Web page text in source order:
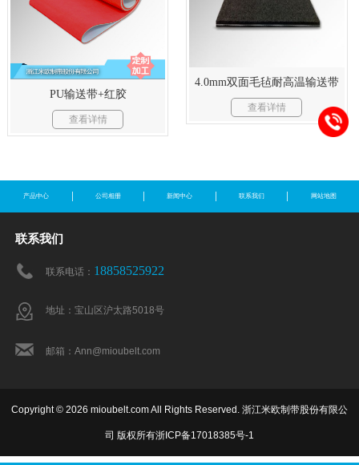
PU输送带+红胶
查看详情
4.0mm双面毛毡耐高温输送带
查看详情
产品中心 公司相册 新闻中心 联系我们 网站地图
联系我们
联系电话： 18858525922
地址：宝山区沪太路5018号
邮箱：Ann@mioubelt.com
Copyright © 2026 mioubelt.com All Rights Reserved. 浙江米欧制带股份有限公
司 版权所有浙ICP备17018385号-1